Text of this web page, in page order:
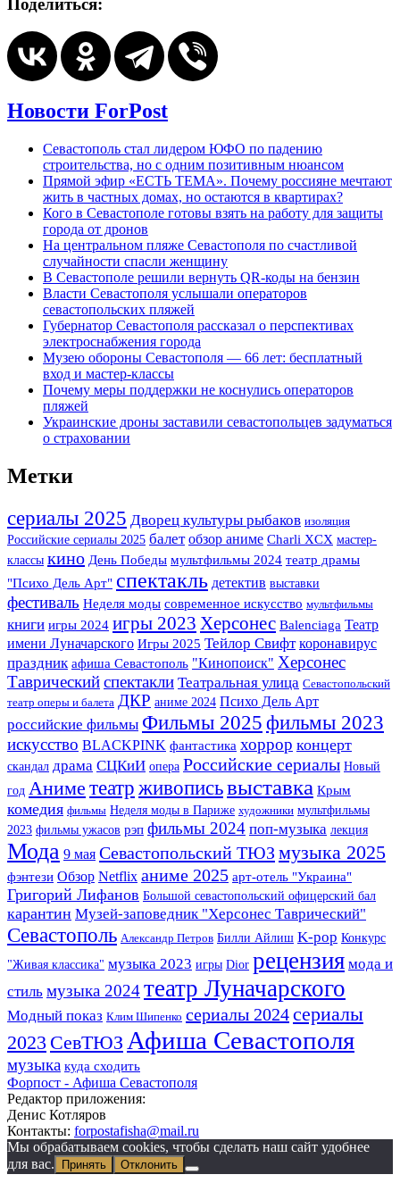
Поделиться:
Новости ForPost
Севастополь стал лидером ЮФО по падению
строительства, но с одним позитивным нюансом
Прямой эфир «ЕСТЬ ТЕМА». Почему россияне мечтают
жить в частных домах, но остаются в квартирах?
Кого в Севастополе готовы взять на работу для защиты
города от дронов
На центральном пляже Севастополя по счастливой
случайности спасли женщину
В Севастополе решили вернуть QR-коды на бензин
Власти Севастополя услышали операторов
севастопольских пляжей
Губернатор Севастополя рассказал о перспективах
электроснабжения города
Музею обороны Севастополя — 66 лет: бесплатный
вход и мастер-классы
Почему меры поддержки не коснулись операторов
пляжей
Украинские дроны заставили севастопольцев задуматься
о страховании
Метки
сериалы 2025 Дворец культуры рыбаков изоляция
Российские сериалы 2025 балет обзор аниме Charli XCX мастер-
классы кино День Победы мультфильмы 2024 театр драмы
"Психо Дель Арт" спектакль детектив выставки
фестиваль Неделя моды современное искусство мультфильмы
книги игры 2024 игры 2023 Херсонес Balenciaga Театр
имени Луначарского Игры 2025 Тейлор Свифт коронавирус
праздник афиша Севастополь "Кинопоиск" Херсонес
Таврическийспектакли Театральная улица Севастопольский
театр оперы и балета ДКР аниме 2024 Психо Дель Арт
российские фильмы Фильмы 2025 фильмы 2023
искусство BLACKPINK фантастика хоррор концерт
скандал драма СЦКиИ опера Российские сериалы Новый
год Аниме театр живописьвыставка Крым
комедия фильмы Неделя моды в Париже художники мультфильмы
2023 фильмы ужасов рэп фильмы 2024 поп-музыка лекция
Мода 9 мая Севастопольский ТЮЗ музыка 2025
фэнтези Обзор Netflix аниме 2025 арт-отель "Украина"
Григорий Лифанов Большой севастопольский офицерский бал
карантин Музей-заповедник "Херсонес Таврический"
Севастополь Александр Петров Билли Айлиш K-pop Конкурс
"Живая классика" музыка 2023 игры Dior рецензия мода и
стиль музыка 2024театр Луначарского
Модный показ Клим Шипенко сериалы 2024сериалы
2023 СевТЮЗ Афиша Севастополя
музыка куда сходить
Форпост - Афиша Севастополя
Редактор приложения:
Денис Котляров
Контакты: forpostafisha@mail.ru
Мы обрабатываем cookies, чтобы сделать наш сайт удобнее
для вас.
Принять Отклонить